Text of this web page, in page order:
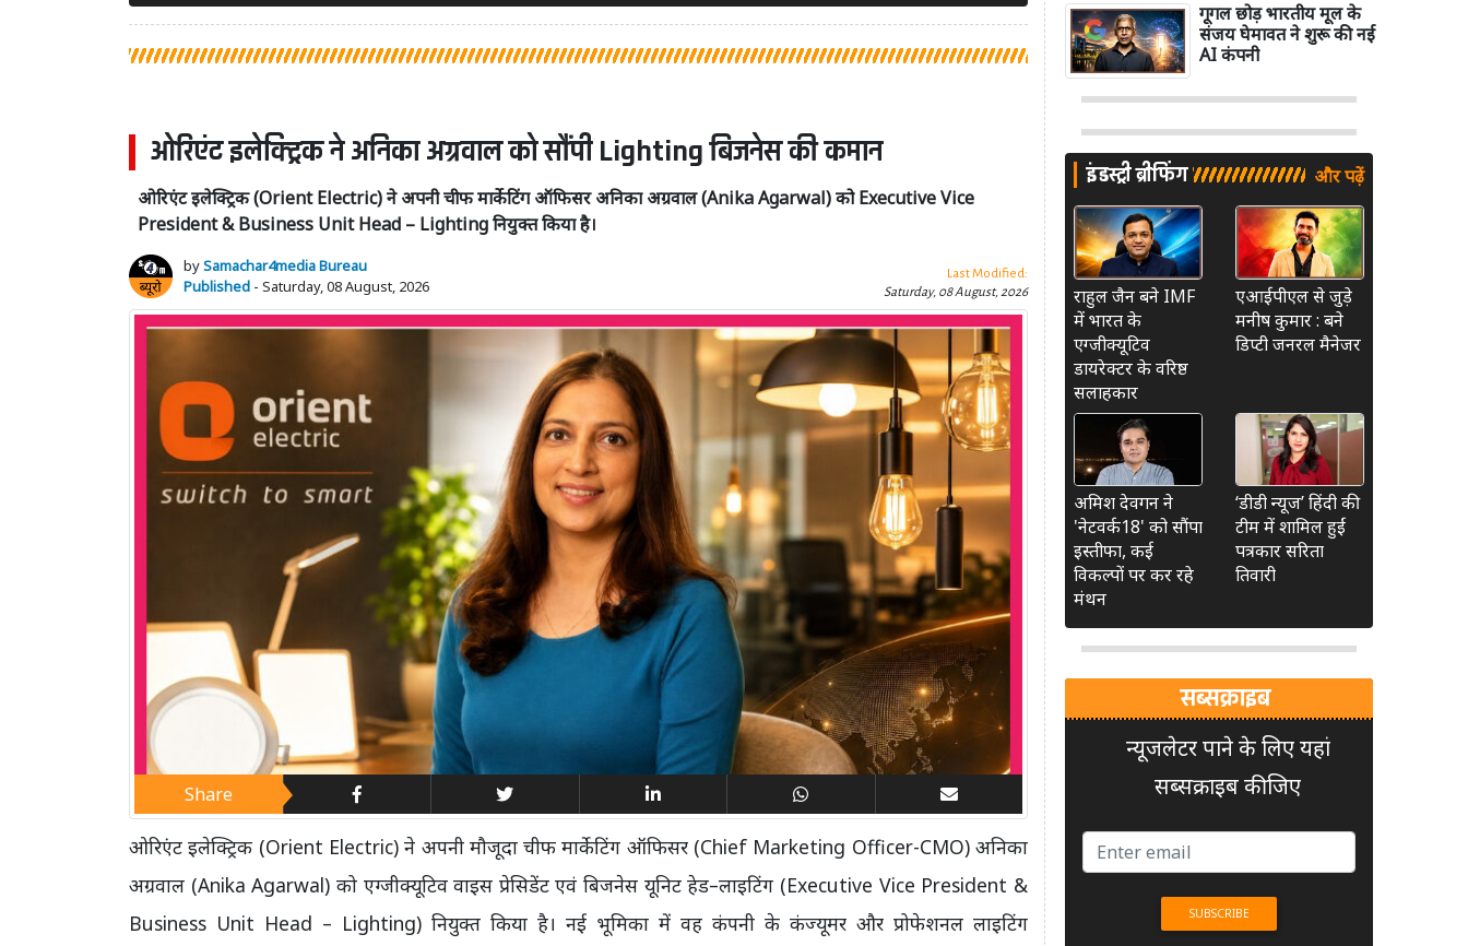
ओरिएंट इलेक्ट्रिक ने अनिका अग्रवाल को सौंपी Lighting बिजनेस की कमान
ओरिएंट इलेक्ट्रिक (Orient Electric) ने अपनी चीफ मार्केटिंग ऑफिसर अनिका अग्रवाल (Anika Agarwal) को Executive Vice
President & Business Unit Head – Lighting नियुक्त किया है।
bySamachar4media Bureau
Published - Saturday, 08 August, 2026
Last Modified:
Saturday, 08 August, 2026
Share
ओरिएंट इलेक्ट्रिक (Orient Electric) ने अपनी मौजूदा चीफ मार्केटिंग ऑफिसर (Chief Marketing Officer-CMO) अनिका
अग्रवाल (Anika Agarwal) को एग्जीक्यूटिव वाइस प्रेसिडेंट एवं बिजनेस यूनिट हेड–लाइटिंग (Executive Vice President &
Business Unit Head – Lighting) नियुक्त किया है। नई भूमिका में वह कंपनी के कंज्यूमर और प्रोफेशनल लाइटिंग
गूगल छोड़ भारतीय मूल के
संजय घेमावत ने शुरू की नई
AI कंपनी
इंडस्ट्री ब्रीफिंग और पढ़ें
राहुल जैन बने IMF
में भारत के
एग्जीक्यूटिव
डायरेक्टर के वरिष्ठ
सलाहकार
एआईपीएल से जुड़े
मनीष कुमार : बने
डिप्टी जनरल मैनेजर
अमिश देवगन ने
'नेटवर्क18' को सौंपा
इस्तीफा, कई
विकल्पों पर कर रहे
मंथन
‘डीडी न्यूज’ हिंदी की
टीम में शामिल हुईं
पत्रकार सरिता
तिवारी
सब्सक्राइब
न्यूजलेटर पाने के लिए यहां
सब्सक्राइब कीजिए